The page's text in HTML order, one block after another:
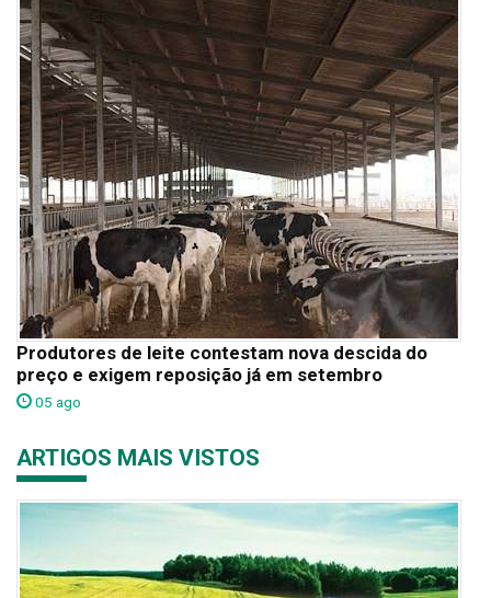
Produtores de leite contestam nova descida do
preço e exigem reposição já em setembro
05 ago
ARTIGOS MAIS VISTOS